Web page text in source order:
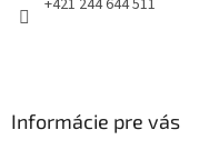
+421 244 644 511
Informácie pre vás